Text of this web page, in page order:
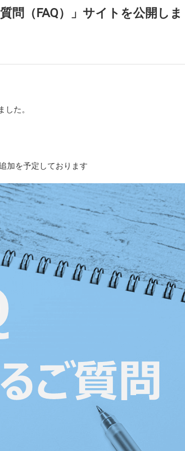
問（FAQ）」サイトを公開し
た。
加を予定しております